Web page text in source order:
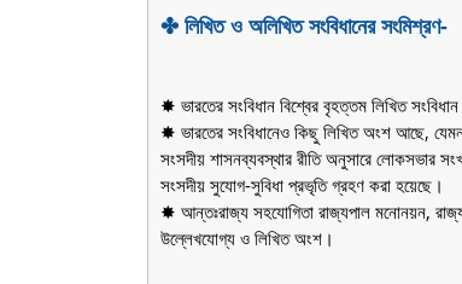
✤ লিখিত ও অলিখিত সংবিধানের সংমিশ্রণ-
✸ ভারতের সংবিধান বিশ্বের বৃহত্তম লিখিত
✸ ভারতের সংবিধানেও কিছু লিখিত অংশ আছে,
সংসদীয় শাসনব্যবস্থার রীতি অনুসারে লোকসভার
সংসদীয় সুযোগ-সুবিধা প্রভৃতি গ্রহণ করা হয়েছে।
✸ আন্তঃরাজ্য সহযোগিতা রাজ্যপাল মনোনয়ন,
উল্লেখযোগ্য ও লিখিত অংশ।